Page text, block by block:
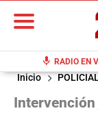
mic RADIO EN
Inicio
Intervención